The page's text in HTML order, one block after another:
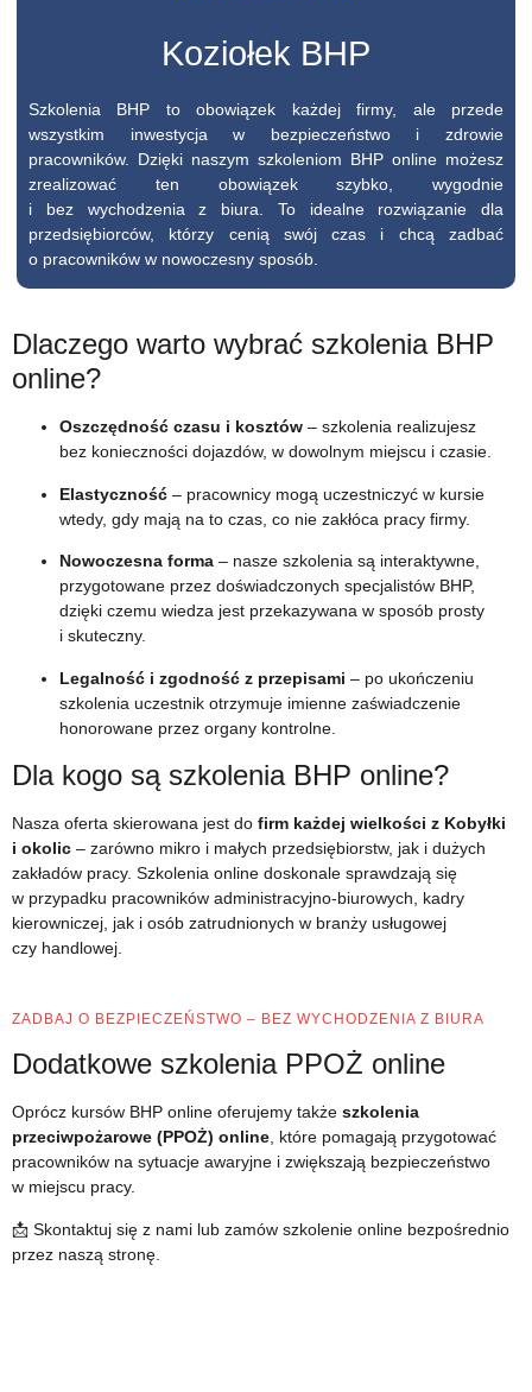
Koziołek BHP
Szkolenia BHP to obowiązek każdej firmy, ale przede
wszystkim inwestycja w bezpieczeństwo i zdrowie
pracowników. Dzięki naszym szkoleniom BHP online możesz
zrealizować ten obowiązek szybko, wygodnie
i bez wychodzenia z biura. To idealne rozwiązanie dla
przedsiębiorców, którzy cenią swój czas i chcą zadbać
o pracowników w nowoczesny sposób.
Dlaczego warto wybrać szkolenia BHP
online?
Oszczędność czasu i kosztów – szkolenia realizujesz
bez konieczności dojazdów, w dowolnym miejscu i czasie.
Elastyczność – pracownicy mogą uczestniczyć w kursie
wtedy, gdy mają na to czas, co nie zakłóca pracy firmy.
Nowoczesna forma – nasze szkolenia są interaktywne,
przygotowane przez doświadczonych specjalistów BHP,
dzięki czemu wiedza jest przekazywana w sposób prosty
i skuteczny.
Legalność i zgodność z przepisami – po ukończeniu
szkolenia uczestnik otrzymuje imienne zaświadczenie
honorowane przez organy kontrolne.
Dla kogo są szkolenia BHP online?
Nasza oferta skierowana jest do firm każdej wielkości z Kobyłki
i okolic – zarówno mikro i małych przedsiębiorstw, jak i dużych
zakładów pracy. Szkolenia online doskonale sprawdzają się
w przypadku pracowników administracyjno-biurowych, kadry
kierowniczej, jak i osób zatrudnionych w branży usługowej
czy handlowej.
ZADBAJ O BEZPIECZEŃSTWO – BEZ WYCHODZENIA Z BIURA
Dodatkowe szkolenia PPOŻ online
Oprócz kursów BHP online oferujemy także szkolenia
przeciwpożarowe (PPOŻ) online, które pomagają przygotować
pracowników na sytuacje awaryjne i zwiększają bezpieczeństwo
w miejscu pracy.
📩 Skontaktuj się z nami lub zamów szkolenie online bezpośrednio
przez naszą stronę.